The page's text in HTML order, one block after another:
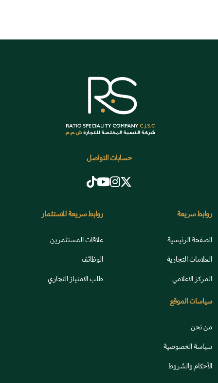
حسابات التواصل
روابط سريعة
الصفحة الرئيسية
العلامات التجارية
المركز الاعلامي
روابط سريعة للاستثمار
علاقات المستثمرين
الوظائف
طلب الامتياز التجاري
سياسات الموقع
من نحن
سياسة الخصوصية
الأحكام والشروط